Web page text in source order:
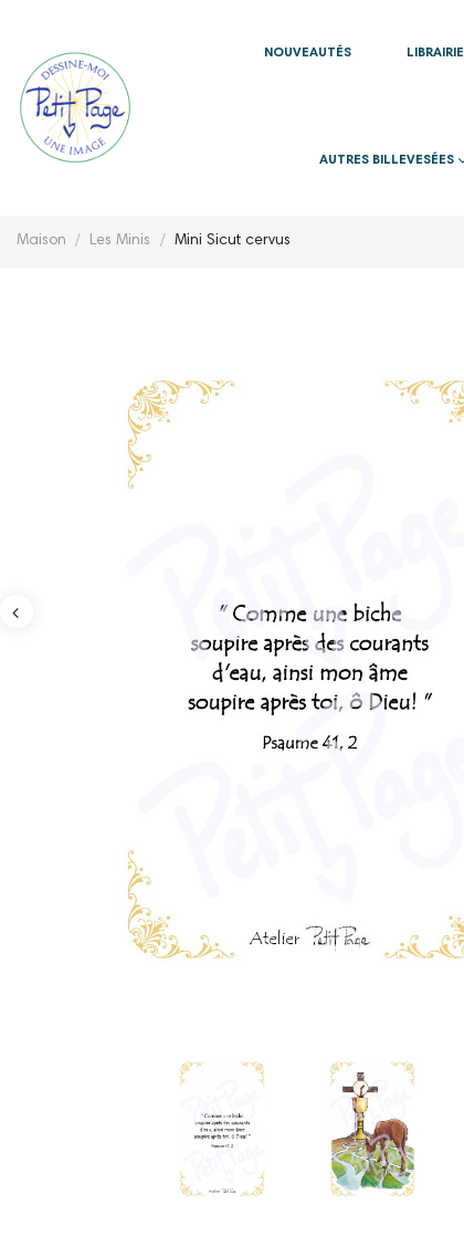
NOUVEAUTÉS LIBRAIRIE
AUTRES BILLEVESÉES
Maison Les Minis Mini Sicut cervus